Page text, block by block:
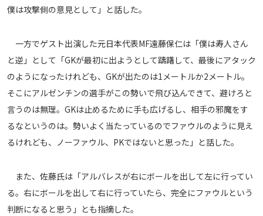
運営会社
ご利用にあたって
プライバシーポリシー
お問い合わせ
© AbemaTV. Inc. All Rights Reserved.
僕は攻撃側の意見として」と話した。
一方でゲスト出演した元日本代表MF遠藤保仁は「僕は寿人さん
と逆」として「GKが最初に出ようとして躊躇して、最後にアタック
のようになったけれども、GKが出たのは1メートルか2メートル。
そこにアルゼンチンの選手がこの勢いで飛び込んできて、避けろと
言うのは無理。GKは止めるために手も広げるし、相手の邪魔をす
るなというのは。勢いよく当たっているのでファウルのように見え
るけれども、ノーファウル、PKではないと思った」と話した。
また、佐藤氏は「アルバレスが右にボールを出して左に行ってい
る。右にボールを出して右に行っていたら、完全にファウルという
判断になると思う」とも指摘した。